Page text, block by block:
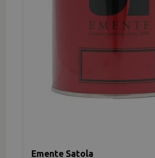
Emente Satola